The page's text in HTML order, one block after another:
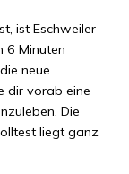
ist Eschweiler
6 Minuten
neue
dir vorab eine
Die
liegt ganz